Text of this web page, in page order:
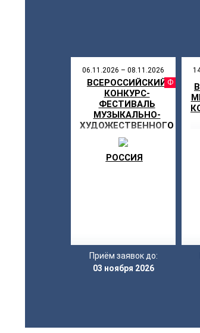
06.11.2026 – 08.11.2026
ВСЕРОССИЙСКИЙ
КОНКУРС-
ФЕСТИВАЛЬ
МУЗЫКАЛЬНО-
ХУДОЖЕСТВЕННОГО
ТВОРЧЕСТВА «МОЯ
ЗВЕЗДА»
РОССИЯ
Приём заявок до:
03 ноября 2026